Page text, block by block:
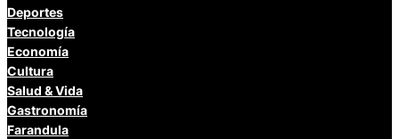
Deportes
Tecnología
Economía
Cultura
Salud & Vida
Gastronomía
Farandula